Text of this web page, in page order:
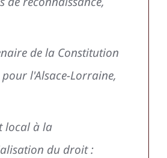
de la Constitution
pour l'Alsace-Lorraine,
local à la
du droit :